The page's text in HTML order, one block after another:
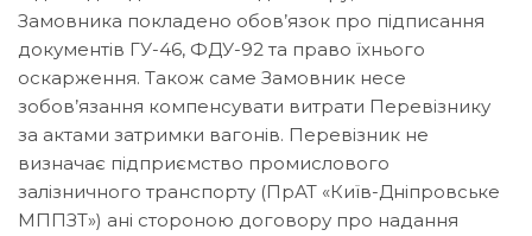
Замовника покладено обов’язок про підписання
документів ГУ-46, ФДУ-92 та право їхнього
оскарження. Також саме Замовник несе
зобов’язання компенсувати витрати Перевізнику
за актами затримки вагонів. Перевізник не
визначає підприємство промислового
залізничного транспорту (ПрАТ «Київ-Дніпровське
МППЗТ») ані стороною договору про надання